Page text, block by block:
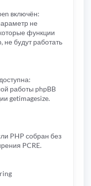
включён:
не
функции
не будут работать
работы phpBB
getimagesize.
PHP собран без
PCRE.